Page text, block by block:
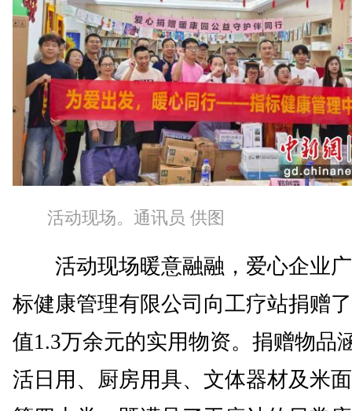
活动现场。通讯员 供图
活动现场暖意融融，爱心企业
标健康管理有限公司向工疗站捐赠
值1.3万余元的实用物资。捐赠物品
活日用、厨房用具、文体器材及米